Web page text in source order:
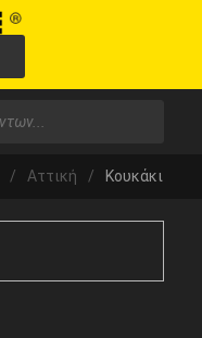
/ Αττική / Κουκάκι